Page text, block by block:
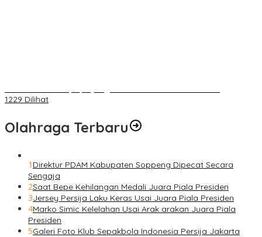
1229 Dilihat
Olahraga Terbaru
1 Direktur PDAM Kabupaten Soppeng Dipecat Secara
Sengaja
2Saat Bepe Kehilangan Medali Juara Piala Presiden
3Jersey Persija Laku Keras Usai Juara Piala Presiden
4Marko Simic Kelelahan Usai Arak arakan Juara Piala
Presiden
5Galeri Foto Klub Sepakbola Indonesia Persija Jakarta